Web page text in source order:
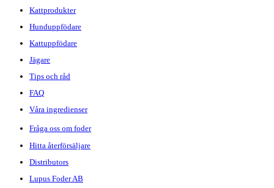
Kattprodukter
Hunduppfödare
Kattuppfödare
Jägare
Tips och råd
FAQ
Våra ingredienser
Fråga oss om foder
Hitta återförsäljare
Distributors
Lupus Foder AB